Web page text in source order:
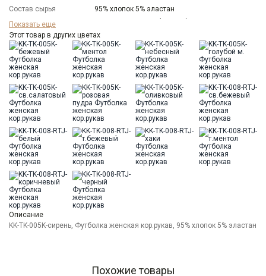
Состав сырья
95% хлопок 5% эластан
Бренд
Модель
Прямая
Цвет
Сиреневый
Ворот
Круглый
Силуэт
Прямой силуэт / Сlassic fit
Показать еще
Этот товар в других цветах
Описание
KK-TK-005K-сирень, Футболка женская кор.рукав, 95% хлопок 5% эластан
Похожие товары